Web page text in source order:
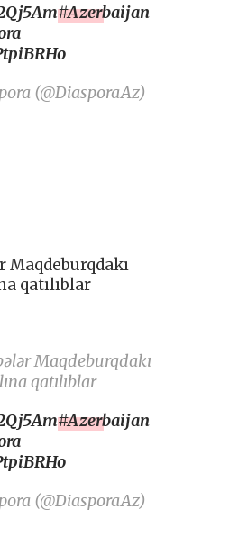
#Azerbaijan
(@DiasporaAz)
Maqdeburqdakı
qatılıblar
Maqdeburqdakı
qatılıblar
#Azerbaijan
(@DiasporaAz)